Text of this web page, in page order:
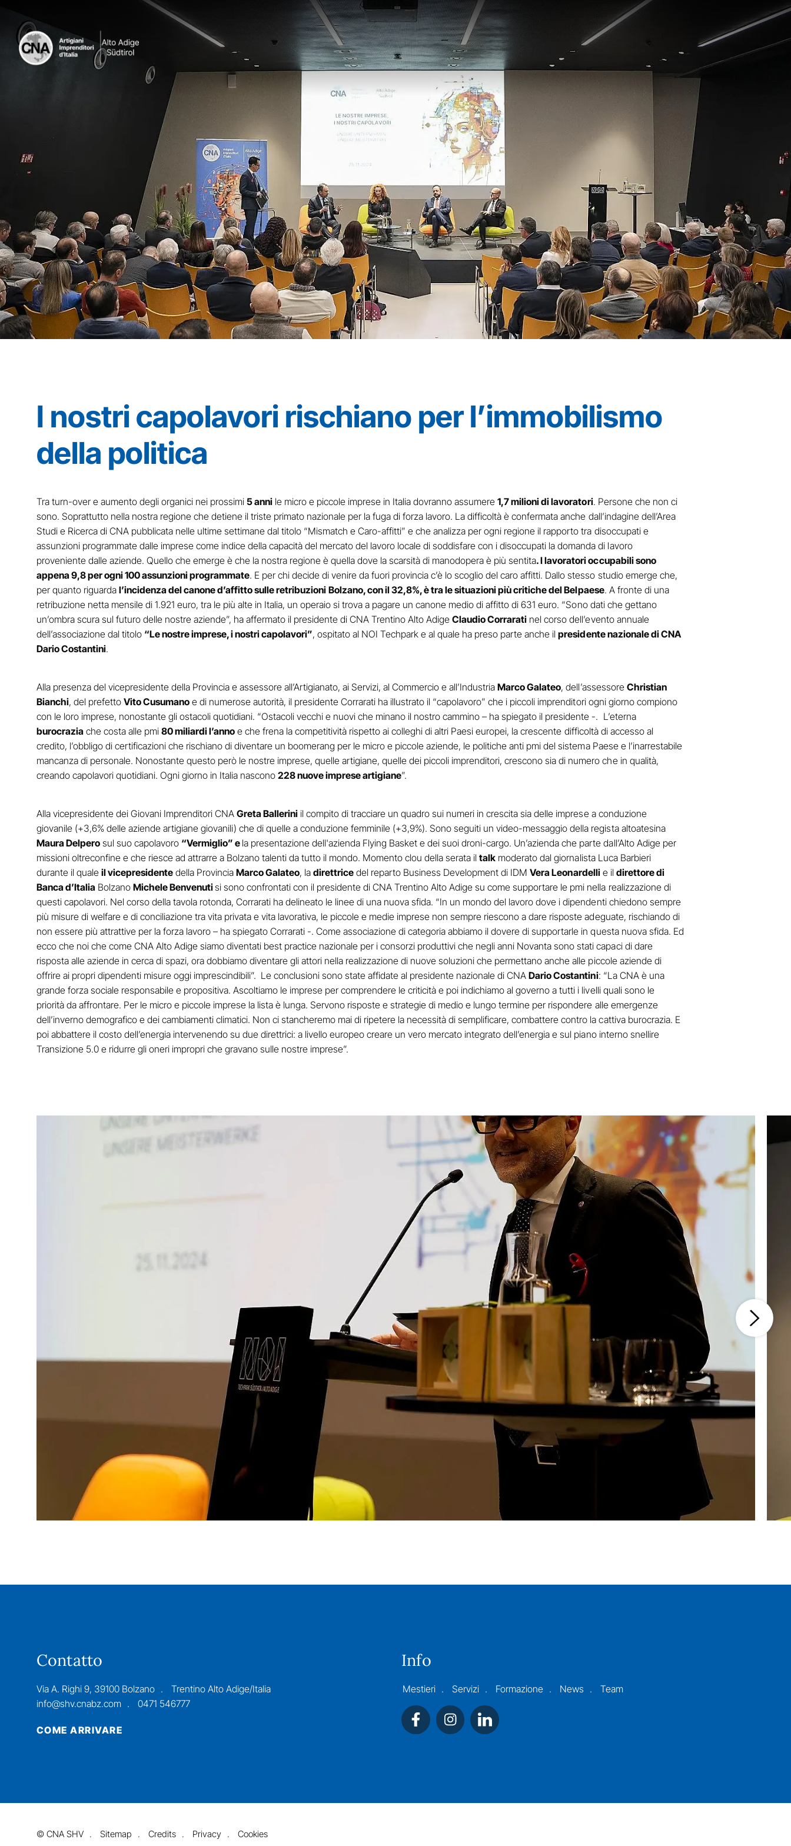
I nostri capolavori rischiano per l’immobilismo
della politica
Tra turn-over e aumento degli organici nei prossimi5 anni le micro e piccole imprese in Italia dovranno assumere1,7 milioni di lavoratori. Persone che non ci
sono. Soprattutto nella nostra regione che detiene il triste primato nazionale per la fuga di forza lavoro. La difficoltà è confermata anche dall’indagine dell’Area
Studi e Ricerca di CNA pubblicata nelle ultime settimane dal titolo “Mismatch e Caro-affitti” e che analizza per ogni regione il rapporto tra disoccupati e
assunzioni programmate dalle imprese come indice della capacità del mercato del lavoro locale di soddisfare con i disoccupati la domanda di lavoro
proveniente dalle aziende. Quello che emerge è che la nostra regione è quella dove la scarsità di manodopera è più sentita. I lavoratori occupabili sono
appena 9,8 per ogni 100 assunzioni programmate. E per chi decide di venire da fuori provincia c’è lo scoglio del caro affitti. Dallo stesso studio emerge che,
per quanto riguarda l’incidenza del canone d’affitto sulle retribuzioni Bolzano, con il 32,8%, è tra le situazioni più critiche del Belpaese. A fronte di una
retribuzione netta mensile di 1.921 euro, tra le più alte in Italia, un operaio si trova a pagare un canone medio di affitto di 631 euro. “Sono dati che gettano
un’ombra scura sul futuro delle nostre aziende”, ha affermato il presidente di CNA Trentino Alto AdigeClaudio Corrarati nel corso dell’evento annuale
dell’associazione dal titolo “Le nostre imprese, i nostri capolavori”, ospitato al NOI Techpark e al quale ha preso parte anche ilpresidente nazionale di CNA
Dario Costantini.
Alla presenza del vicepresidente della Provincia e assessore all’Artigianato, ai Servizi, al Commercio e all’IndustriaMarco Galateo, dell’assessore Christian
Bianchi, del prefetto Vito Cusumanoe di numerose autorità, il presidente Corrarati ha illustrato il “capolavoro” che i piccoli imprenditori ogni giorno compiono
con le loro imprese, nonostante gli ostacoli quotidiani. “Ostacoli vecchi e nuovi che minano il nostro cammino – ha spiegato il presidente -. L’eterna
burocraziache costa alle pmi 80 miliardi l’anno e che frena la competitività rispetto ai colleghi di altri Paesi europei, la crescente difficoltà di accesso al
credito, l’obbligo di certificazioni che rischiano di diventare un boomerang per le micro e piccole aziende, le politiche anti pmi del sistema Paese e l’inarrestabile
mancanza di personale. Nonostante questo però le nostre imprese, quelle artigiane, quelle dei piccoli imprenditori, crescono sia di numero che in qualità,
creando capolavori quotidiani. Ogni giorno in Italia nascono228 nuove imprese artigiane”.
Alla vicepresidente dei Giovani Imprenditori CNA Greta Ballerini il compito di tracciare un quadro sui numeri in crescita sia delle imprese a conduzione
giovanile (+3,6% delle aziende artigiane giovanili) che di quelle a conduzione femminile (+3,9%). Sono seguiti un video-messaggio della regista altoatesina
Maura Delperosul suo capolavoro “Vermiglio” e la presentazione dell'azienda Flying Basket e dei suoi droni-cargo. Un’azienda che parte dall’Alto Adige per
missioni oltreconfine e che riesce ad attrarre a Bolzano talenti da tutto il mondo. Momento clou della serata iltalk moderato dal giornalista Luca Barbieri
durante il quale il vicepresidentedella ProvinciaMarco Galateo, ladirettrice del reparto Business Development di IDMVera Leonardellie il direttore di
Banca d’ItaliaBolzano Michele Benvenutisi sono confrontati con il presidente di CNA Trentino Alto Adige su come supportare le pmi nella realizzazione di
questi capolavori. Nel corso della tavola rotonda, Corrarati ha delineato le linee di una nuova sfida. “In un mondo del lavoro dove i dipendenti chiedono sempre
più misure di welfare e di conciliazione tra vita privata e vita lavorativa, le piccole e medie imprese non sempre riescono a dare risposte adeguate, rischiando di
non essere più attrattive per la forza lavoro – ha spiegato Corrarati -. Come associazione di categoria abbiamo il dovere di supportarle in questa nuova sfida. Ed
ecco che noi che come CNA Alto Adige siamo diventati best practice nazionale per i consorzi produttivi che negli anni Novanta sono stati capaci di dare
risposta alle aziende in cerca di spazi, ora dobbiamo diventare gli attori nella realizzazione di nuove soluzioni che permettano anche alle piccole aziende di
offrire ai propri dipendenti misure oggi imprescindibili”. Le conclusioni sono state affidate al presidente nazionale di CNADario Costantini: “La CNA è una
grande forza sociale responsabile e propositiva. Ascoltiamo le imprese per comprendere le criticità e poi indichiamo al governo a tutti i livelli quali sono le
priorità da affrontare. Per le micro e piccole imprese la lista è lunga. Servono risposte e strategie di medio e lungo termine per rispondere alle emergenze
dell’inverno demografico e dei cambiamenti climatici. Non ci stancheremo mai di ripetere la necessità di semplificare, combattere contro la cattiva burocrazia. E
poi abbattere il costo dell’energia intervenendo su due direttrici: a livello europeo creare un vero mercato integrato dell’energia e sul piano interno snellire
Transizione 5.0 e ridurre gli oneri impropri che gravano sulle nostre imprese”.
Contatto
Via A. Righi 9, 39100 Bolzano
Trentino Alto Adige/Italia
info@shv.cnabz.com
0471 546777
COME ARRIVARE
Info
Mestieri Servizi Formazione News Team
© CNA SHV Sitemap Credits Privacy Cookies